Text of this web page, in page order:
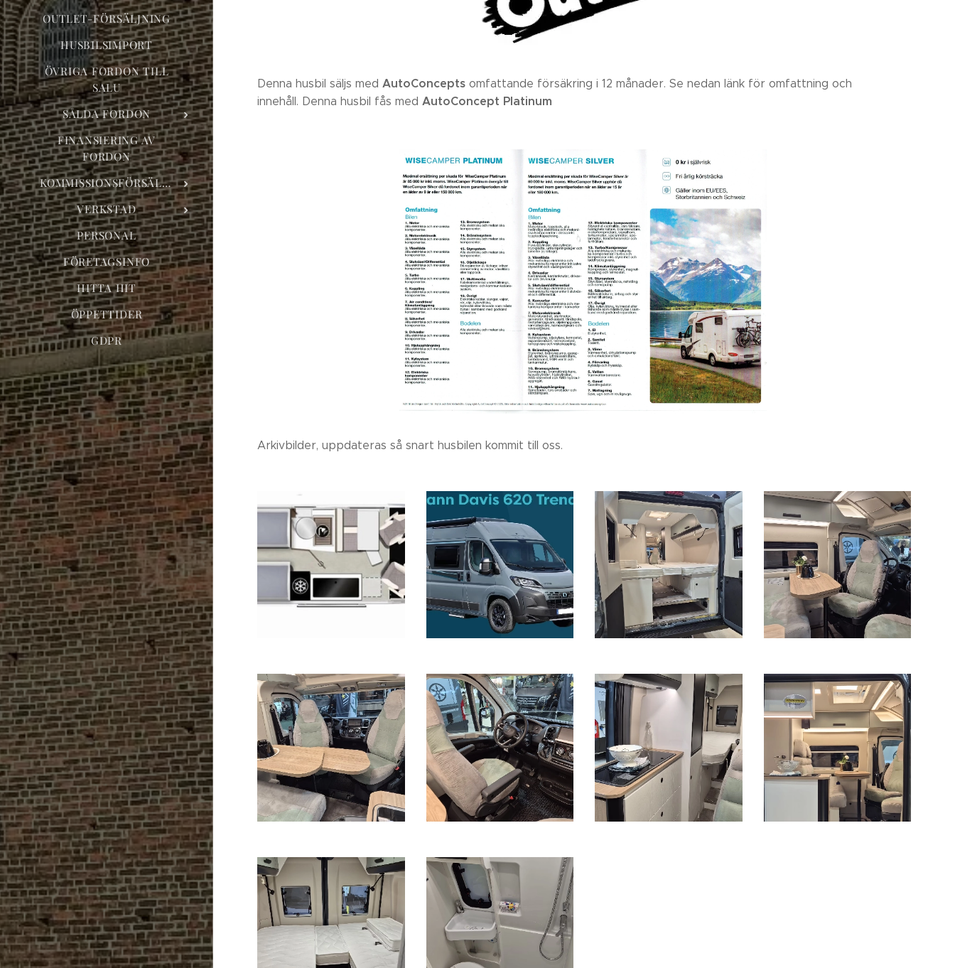
OUTLET-FÖRSÄLJNING
HUSBILSIMPORT
ÖVRIGA FORDON TILL
SALU
SÅLDA FORDON
FINANSIERING AV
FORDON
KOMMISSIONSFÖRSÄLJNING
VERKSTAD
PERSONAL
FÖRETAGSINFO
HITTA HIT
ÖPPETTIDER
GDPR
Denna husbil säljs med AutoConcepts omfattande försäkring i 12 månader. Se nedan länk för omfattning och
innehåll. Denna husbil fås med AutoConcept Platinum
Arkivbilder, uppdateras så snart husbilen kommit till oss.